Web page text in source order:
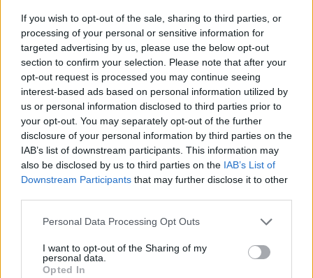
If you wish to opt-out of the sale, sharing to third parties, or
processing of your personal or sensitive information for
targeted advertising by us, please use the below opt-out
section to confirm your selection. Please note that after your
opt-out request is processed you may continue seeing
interest-based ads based on personal information utilized by
us or personal information disclosed to third parties prior to
your opt-out. You may separately opt-out of the further
disclosure of your personal information by third parties on the
IAB’s list of downstream participants. This information may
also be disclosed by us to third parties on the IAB’s List of
Downstream Participants that may further disclose it to other
Personal Data Processing Opt Outs
I want to opt-out of the Sharing of my
personal data.
Opted In
Tofu Suppe
Leicht
Schnelle Minestrone
Leicht
Russische Suppe-Soljanka
Mittel
Leicht
Kürbis-Kokos-Suppe